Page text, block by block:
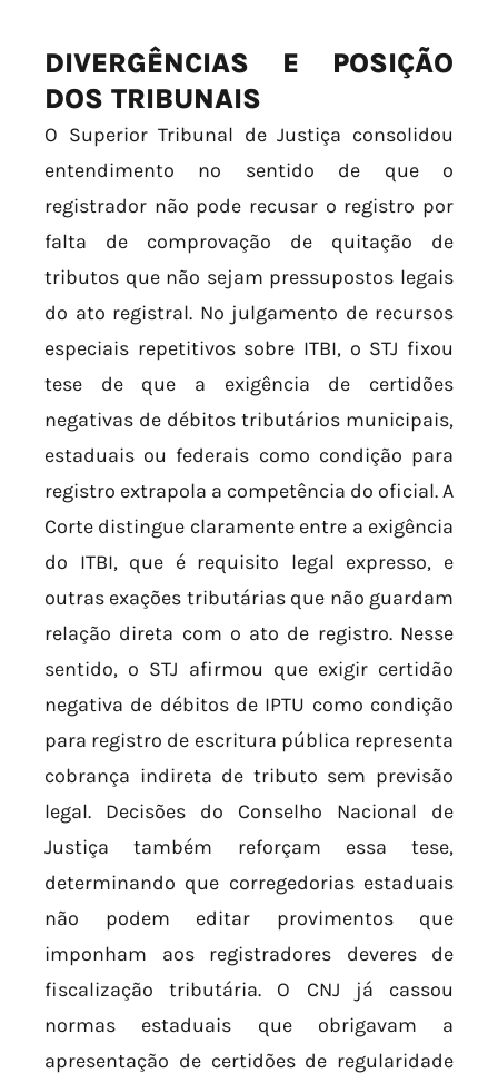
DIVERGÊNCIAS E POSIÇÃO
DOS TRIBUNAIS
O Superior Tribunal de Justiça consolidou
entendimento no sentido de que o
registrador não pode recusar o registro por
falta de comprovação de quitação de
tributos que não sejam pressupostos legais
do ato registral. No julgamento de recursos
especiais repetitivos sobre ITBI, o STJ fixou
tese de que a exigência de certidões
negativas de débitos tributários municipais,
estaduais ou federais como condição para
registro extrapola a competência do oficial. A
Corte distingue claramente entre a exigência
do ITBI, que é requisito legal expresso, e
outras exações tributárias que não guardam
relação direta com o ato de registro. Nesse
sentido, o STJ afirmou que exigir certidão
negativa de débitos de IPTU como condição
para registro de escritura pública representa
cobrança indireta de tributo sem previsão
legal. Decisões do Conselho Nacional de
Justiça também reforçam essa tese,
determinando que corregedorias estaduais
não podem editar provimentos que
imponham aos registradores deveres de
fiscalização tributária. O CNJ já cassou
normas estaduais que obrigavam a
apresentação de certidões de regularidade